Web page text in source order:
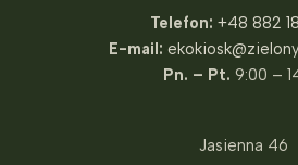
Telefon: +48 882
E-mail:
Pn. – Pt. 9:00 –
Jasienna 46